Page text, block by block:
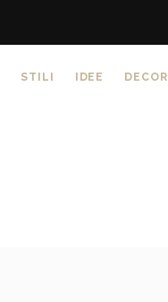
STILI IDEE DECOR